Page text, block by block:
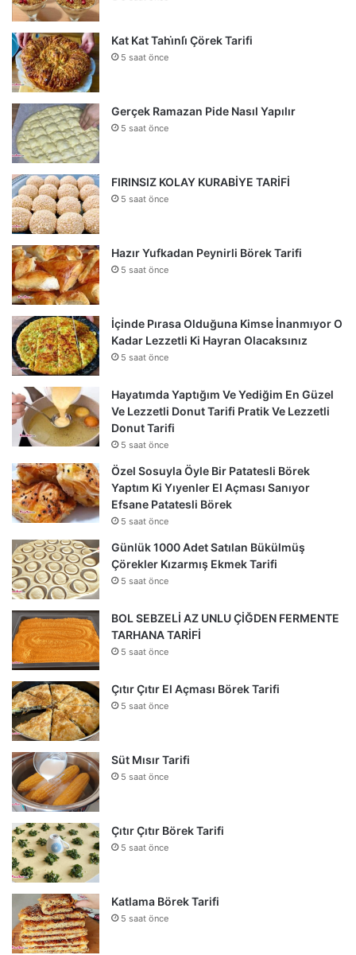
Kat Kat Tahi̇nli̇ Çörek Tarifi
5 saat önce
Gerçek Ramazan Pide Nasıl Yapılır
5 saat önce
FIRINSIZ KOLAY KURABİYE TARİFİ
5 saat önce
Hazır Yufkadan Peynirli Börek Tarifi
5 saat önce
İçinde Pırasa Olduğuna Kimse İnanmıyor O
Kadar Lezzetli Ki Hayran Olacaksınız
5 saat önce
Hayatımda Yaptığım Ve Yediğim En Güzel
Ve Lezzetli Donut Tarifi Pratik Ve Lezzetli
Donut Tarifi
5 saat önce
Özel Sosuyla Öyle Bir Patatesli Börek
Yaptım Ki Yıyenler El Açması Sanıyor
Efsane Patatesli Börek
5 saat önce
Günlük 1000 Adet Satılan Bükülmüş
Çörekler Kızarmış Ekmek Tarifi
5 saat önce
BOL SEBZELİ AZ UNLU ÇİĞDEN FERMENTE
TARHANA TARİFİ
5 saat önce
Çıtır Çıtır El Açması Börek Tarifi
5 saat önce
Süt Mısır Tarifi
5 saat önce
Çıtır Çıtır Börek Tarifi
5 saat önce
Katlama Börek Tarifi
5 saat önce